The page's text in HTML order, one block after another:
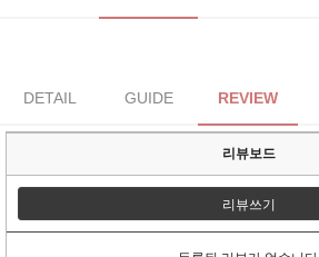
DETAIL GUIDE REVIEW
리뷰보드
리뷰쓰기